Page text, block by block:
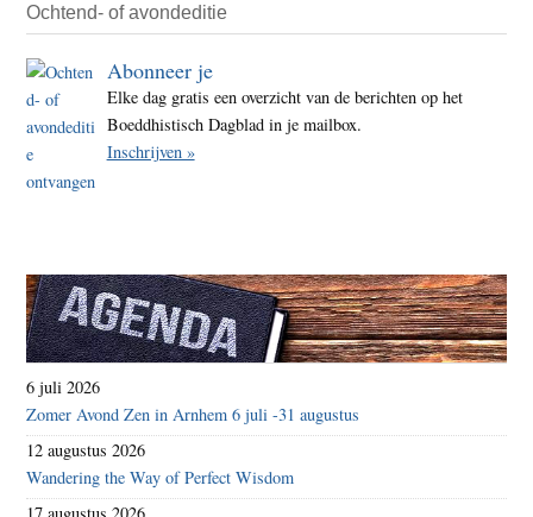
Ochtend- of avondeditie
Abonneer je
Elke dag gratis een overzicht van de berichten op het
Boeddhistisch Dagblad in je mailbox.
Inschrijven »
6 juli 2026
Zomer Avond Zen in Arnhem 6 juli -31 augustus
12 augustus 2026
Wandering the Way of Perfect Wisdom